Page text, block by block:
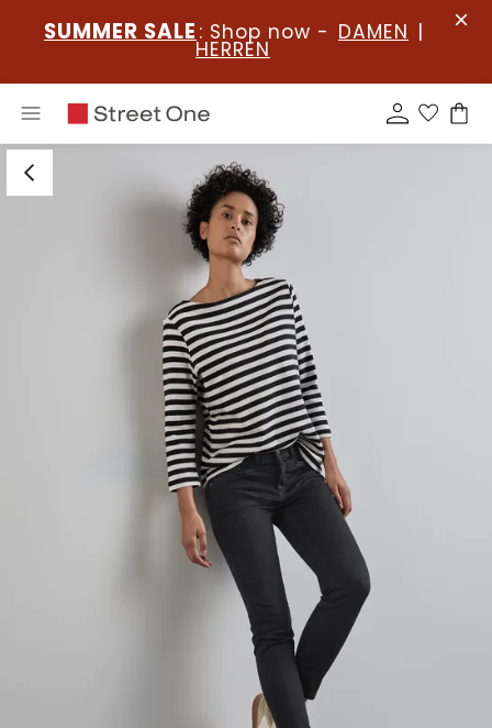
SUMMER SALE : Shop now - DAMEN |
HERREN